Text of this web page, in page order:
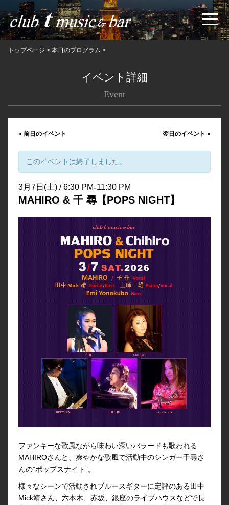
トップページ > 本日のプログラム >
イベント詳細
Event
« 前日のイベント 翌日のイベント»
このイベントは終了しました。
3月7日(土) / 6:30 PM-11:30 PM
MAHIRO & 千 尋【POPS NIGHT】
ファンキーな歌風ながら味わい深いバラードも歌われる
MAHIROさんと、爽やかな歌風で活動中のシンガー千尋さ
んの”ポップスナイト”。
様々なシーンで活動されブルースギターに定評のある田中
Mick靖さん、六本木、赤坂、銀座のライブハウスなどで長